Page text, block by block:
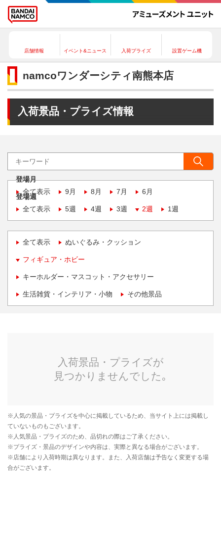
店舗情報 イベント&ニュース 入荷プライズ 設置ゲーム機
namcoワンダーシティ南熊本店
入荷景品・プライズ情報
登場月
全て表示
9月 8月 7月 6月
登場週
全て表示
5週 4週 3週 2週 1週
全て表示 ぬいぐるみ・クッション
フィギュア・ホビー
キーホルダー・マスコット・アクセサリー
生活雑貨・インテリア・小物 その他景品